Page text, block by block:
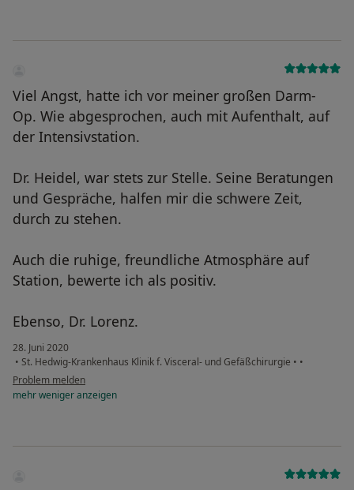
Viel Angst, hatte ich vor meiner großen Darm-
Op. Wie abgesprochen, auch mit Aufenthalt, auf
der Intensivstation.
Dr. Heidel, war stets zur Stelle. Seine Beratungen
und Gespräche, halfen mir die schwere Zeit,
durch zu stehen.
Auch die ruhige, freundliche Atmosphäre auf
Station, bewerte ich als positiv.
Ebenso, Dr. Lorenz.
28. Juni 2020
• St. Hedwig-Krankenhaus Klinik f. Visceral- und Gefäßchirurgie • •
Problem melden
mehrwenigeranzeigen